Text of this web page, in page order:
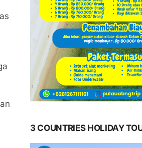
3 COUNTRIES HOLIDAY